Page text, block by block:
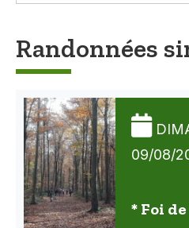
Randonnées
09/08/
* Foi de